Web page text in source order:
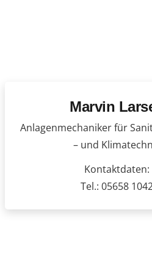
Marvin
Anlagenmechaniker für
– und
Kontaktdaten:
Tel.: 05658